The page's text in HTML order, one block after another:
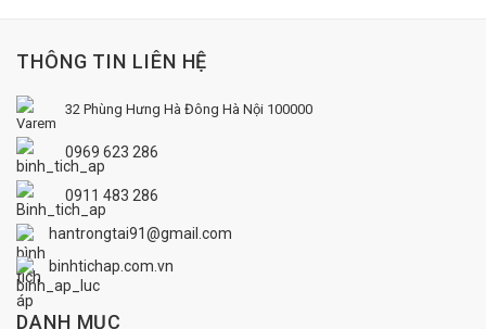
THÔNG TIN LIÊN HỆ
32 Phùng Hưng Hà Đông Hà Nội 100000
0969 623 286
0911 483 286
hantrongtai91@gmail.com
binhtichap.com.vn
DANH MỤC